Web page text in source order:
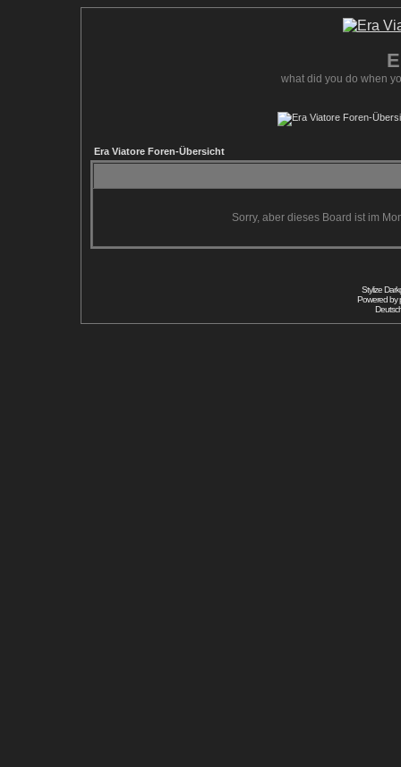
what did you do when
Era Viatore Foren-Übersicht
Sorry, aber dieses Board ist im
Stylize
Powered by